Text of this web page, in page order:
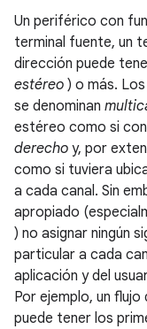
Un periférico con
terminal fuente, un
dirección puede
estéreo ) o más.
se denominan
estéreo como si
derecho y, por
como si tuviera
a cada canal. Sin
apropiado
) no asignar ningún
particular a cada
aplicación y del
Por ejemplo, un
puede tener los